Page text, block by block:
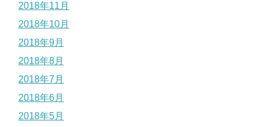
2018年11月
2018年10月
2018年9月
2018年8月
2018年7月
2018年6月
2018年5月